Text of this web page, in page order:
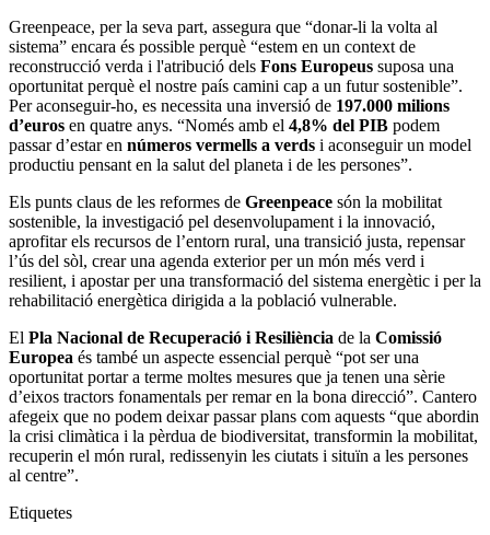
Greenpeace, per la seva part, assegura que “donar-li la volta al
sistema” encara és possible perquè “estem en un context de
reconstrucció verda i l'atribució dels Fons Europeus suposa una
oportunitat perquè el nostre país camini cap a un futur sostenible”.
Per aconseguir-ho, es necessita una inversió de 197.000 milions
d’euros en quatre anys. “Només amb el 4,8% del PIB podem
passar d’estar en números vermells a verds i aconseguir un model
productiu pensant en la salut del planeta i de les persones”.
Els punts claus de les reformes de Greenpeace són la mobilitat
sostenible, la investigació pel desenvolupament i la innovació,
aprofitar els recursos de l’entorn rural, una transició justa, repensar
l’ús del sòl, crear una agenda exterior per un món més verd i
resilient, i apostar per una transformació del sistema energètic i per la
rehabilitació energètica dirigida a la població vulnerable.
El Pla Nacional de Recuperació i Resiliència de la Comissió
Europea és també un aspecte essencial perquè “pot ser una
oportunitat portar a terme moltes mesures que ja tenen una sèrie
d’eixos tractors fonamentals per remar en la bona direcció”. Cantero
afegeix que no podem deixar passar plans com aquests “que abordin
la crisi climàtica i la pèrdua de biodiversitat, transformin la mobilitat,
recuperin el món rural, redissenyin les ciutats i situïn a les persones
al centre”.
Etiquetes